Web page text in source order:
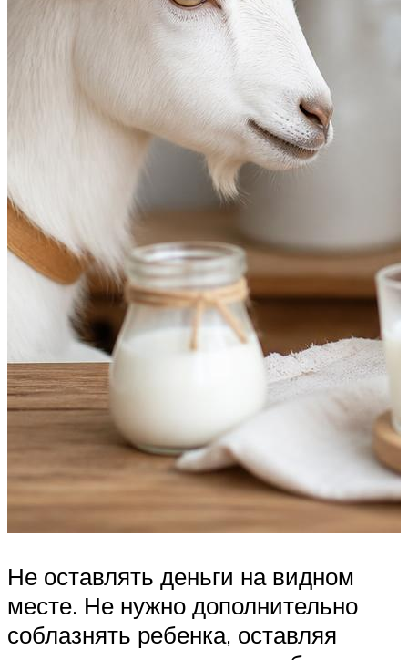
Не оставлять деньги на видном
месте. Не нужно дополнительно
соблазнять ребенка, оставляя